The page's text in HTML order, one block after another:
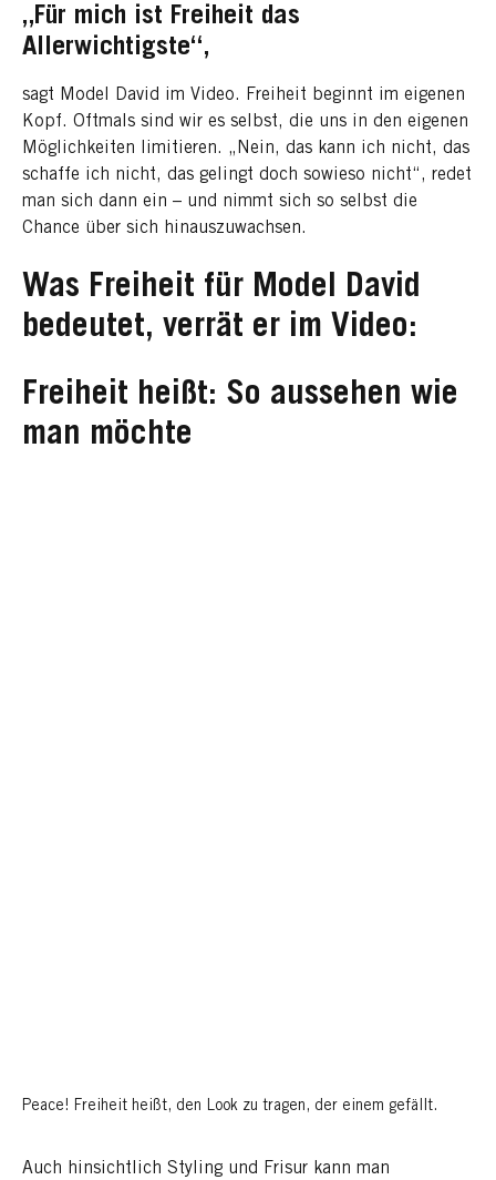
„Für mich ist Freiheit das
Allerwichtigste“,
sagt Model David im Video. Freiheit beginnt im eigenen
Kopf. Oftmals sind wir es selbst, die uns in den eigenen
Möglichkeiten limitieren. „Nein, das kann ich nicht, das
schaffe ich nicht, das gelingt doch sowieso nicht“, redet
man sich dann ein – und nimmt sich so selbst die
Chance über sich hinauszuwachsen.
Was Freiheit für Model David
bedeutet, verrät er im Video:
Freiheit heißt: So aussehen wie
man möchte
Peace! Freiheit heißt, den Look zu tragen, der einem gefällt.
Auch hinsichtlich Styling und Frisur kann man